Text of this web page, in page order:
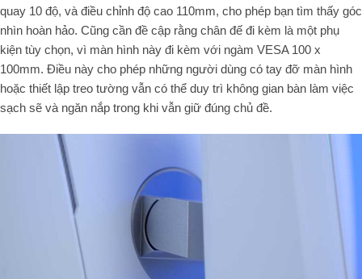
quay 10 độ, và điều chỉnh độ cao 110mm, cho phép bạn tìm thấy góc
nhìn hoàn hảo. Cũng cần đề cập rằng chân đế đi kèm là một phụ
kiện tùy chọn, vì màn hình này đi kèm với ngàm VESA 100 x
100mm. Điều này cho phép những người dùng có tay đỡ màn hình
hoặc thiết lập treo tường vẫn có thể duy trì không gian bàn làm việc
sạch sẽ và ngăn nắp trong khi vẫn giữ đúng chủ đề.